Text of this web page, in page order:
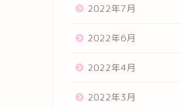
2022年7月
2022年6月
2022年4月
2022年3月